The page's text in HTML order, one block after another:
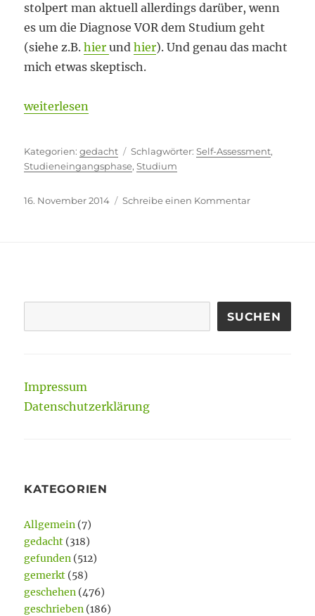
stolpert man aktuell allerdings darüber, wenn
es um die Diagnose VOR dem Studium geht
(siehe z.B.hierundhier). Und genau das macht
mich etwas skeptisch.
„(Zu) Späte Selbsterkenntnis?“
weiterlesen
Kategorien
gedacht Schlagwörter
Self-Assessment,
Studieneingangsphase,Studium
Veröffentlicht
16. November 2014 Schreibe einen Kommentarzu
SUCHEN
Impressum
Datenschutzerklärung
KATEGORIEN
Allgemein (7)
gedacht (318)
gefunden (512)
gemerkt (58)
geschehen (476)
geschrieben (186)